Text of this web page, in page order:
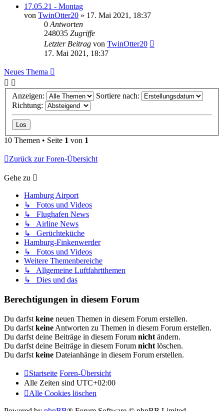
17.05.21 - Montag
von TwinOtter20 » 17. Mai 2021, 18:37
0 Antworten
248035 Zugriffe
Letzter Beitrag von TwinOtter20
17. Mai 2021, 18:37
Neues Thema
Anzeigen:
Sortiere nach:
Richtung:
10 Themen • Seite 1 von 1
Zurück zur Foren-Übersicht
Gehe zu
Hamburg Airport
↳ Fotos und Videos
↳ Flughafen News
↳ Airline News
↳ Gerüchteküche
Hamburg-Finkenwerder
↳ Fotos und Videos
Weitere Themenbereiche
↳ Allgemeine Luftfahrtthemen
↳ Dies und das
Berechtigungen in diesem Forum
Du darfst keine neuen Themen in diesem Forum erstellen.
Du darfst keine Antworten zu Themen in diesem Forum erstellen.
Du darfst deine Beiträge in diesem Forum nicht ändern.
Du darfst deine Beiträge in diesem Forum nicht löschen.
Du darfst keine Dateianhänge in diesem Forum erstellen.
Startseite Foren-Übersicht
Alle Zeiten sind UTC+02:00
Alle Cookies löschen